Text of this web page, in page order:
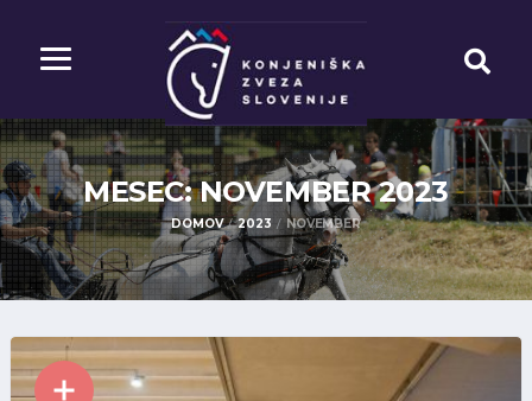
MESEC: NOVEMBER2023
DOMOV 2023 NOVEMBER